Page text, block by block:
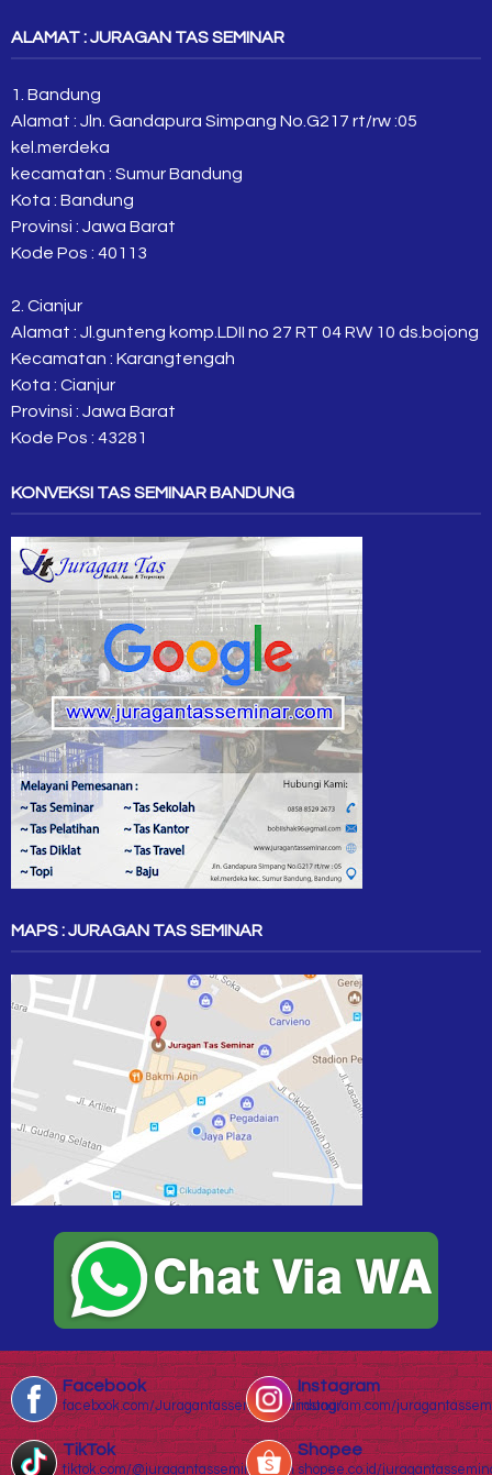
ALAMAT : JURAGAN TAS SEMINAR
1. Bandung
Alamat : Jln. Gandapura Simpang No.G217 rt/rw :05
kel.merdeka
kecamatan : Sumur Bandung
Kota : Bandung
Provinsi : Jawa Barat
Kode Pos : 40113
2. Cianjur
Alamat : Jl.gunteng komp.LDII no 27 RT 04 RW 10 ds.bojong
Kecamatan : Karangtengah
Kota : Cianjur
Provinsi : Jawa Barat
Kode Pos : 43281
KONVEKSI TAS SEMINAR BANDUNG
MAPS : JURAGAN TAS SEMINAR
Facebook
facebook.com/Juragantasseminarbandung/
Instagram
instagram.com/
TikTok
tiktok.com/@juragantasseminar.com
Shopee
shopee.co.id/